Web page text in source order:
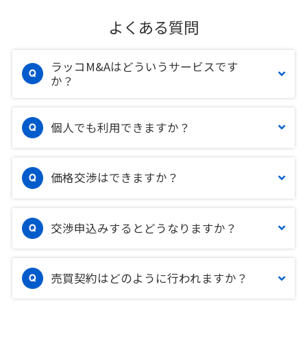
よくある質問
ラッコM&Aはどういうサービスです
か？
個人でも利用できますか？
価格交渉はできますか？
交渉申込みするとどうなりますか？
売買契約はどのように行われますか？